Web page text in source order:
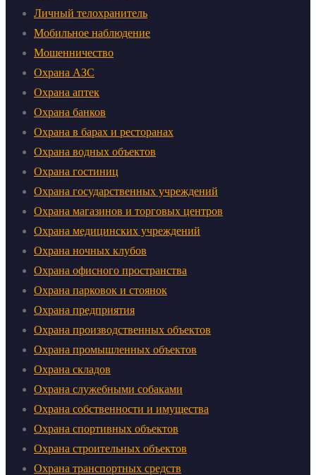
Личный телохранитель
Мобильное наблюдение
Мошенничество
Охрана АЗС
Охрана аптек
Охрана банков
Охрана в барах и ресторанах
Охрана водных объектов
Охрана гостиниц
Охрана государственных учреждений
Охрана магазинов и торговых центров
Охрана медицинских учреждений
Охрана ночных клубов
Охрана офисного пространства
Охрана парковок и стоянок
Охрана предприятия
Охрана производственных объектов
Охрана промышленных объектов
Охрана складов
Охрана служебными собаками
Охрана собственности и имущества
Охрана спортивных объектов
Охрана строительных объектов
Охрана транспортных средств